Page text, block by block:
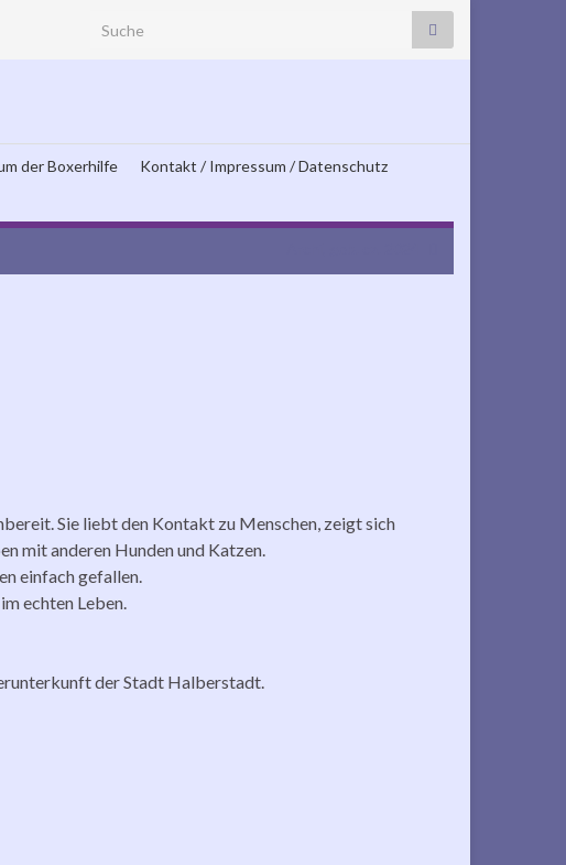
Search for:
der Boxerhilfe Kontakt / Impressum / Datenschutz
Sie liebt den Kontakt zu Menschen, zeigt sich
mit anderen Hunden und Katzen.
einfach gefallen.
echten Leben.
der Stadt Halberstadt.